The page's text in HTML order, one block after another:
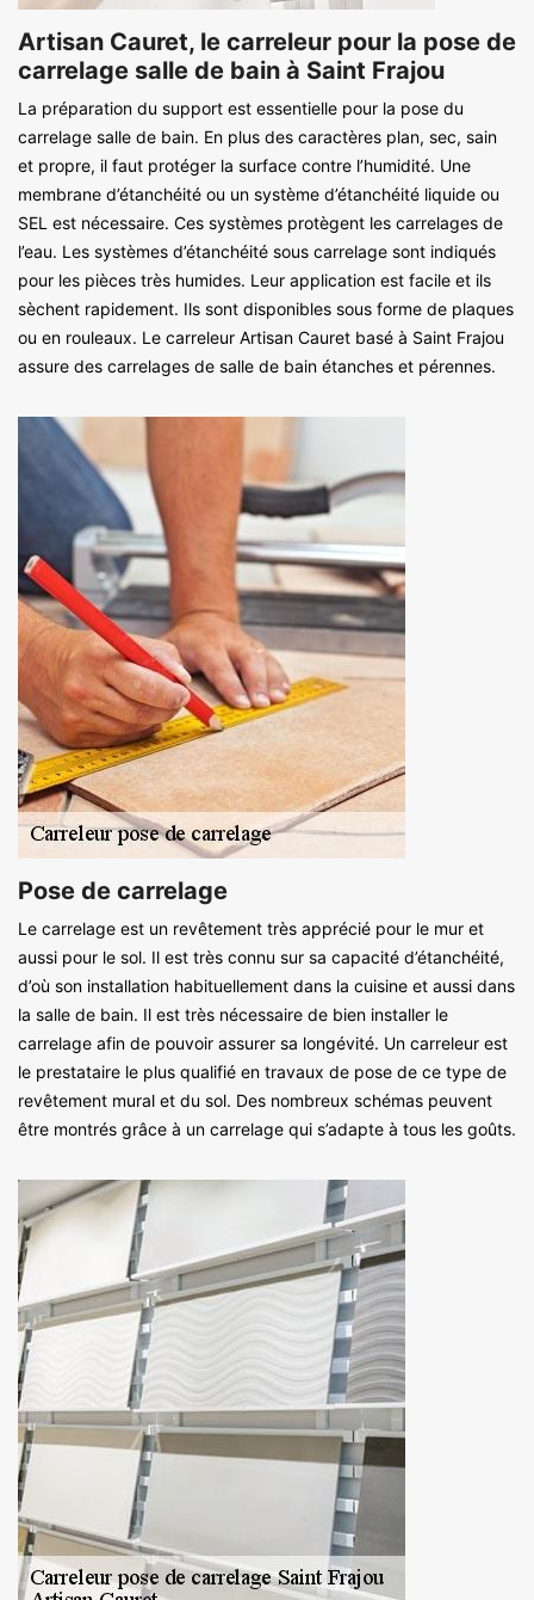
Artisan Cauret, le carreleur pour la pose de
carrelage salle de bain à Saint Frajou
La préparation du support est essentielle pour la pose du
carrelage salle de bain. En plus des caractères plan, sec, sain
et propre, il faut protéger la surface contre l’humidité. Une
membrane d’étanchéité ou un système d’étanchéité liquide ou
SEL est nécessaire. Ces systèmes protègent les carrelages de
l’eau. Les systèmes d’étanchéité sous carrelage sont indiqués
pour les pièces très humides. Leur application est facile et ils
sèchent rapidement. Ils sont disponibles sous forme de plaques
ou en rouleaux. Le carreleur Artisan Cauret basé à Saint Frajou
assure des carrelages de salle de bain étanches et pérennes.
Pose de carrelage
Le carrelage est un revêtement très apprécié pour le mur et
aussi pour le sol. Il est très connu sur sa capacité d’étanchéité,
d’où son installation habituellement dans la cuisine et aussi dans
la salle de bain. Il est très nécessaire de bien installer le
carrelage afin de pouvoir assurer sa longévité. Un carreleur est
le prestataire le plus qualifié en travaux de pose de ce type de
revêtement mural et du sol. Des nombreux schémas peuvent
être montrés grâce à un carrelage qui s’adapte à tous les goûts.